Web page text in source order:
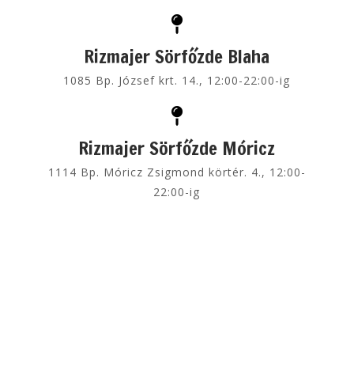
Rizmajer Sörfőzde Blaha
1085 Bp. József krt. 14., 12:00-22:00-ig
Rizmajer Sörfőzde Móricz
1114 Bp. Móricz Zsigmond körtér. 4., 12:00-
22:00-ig